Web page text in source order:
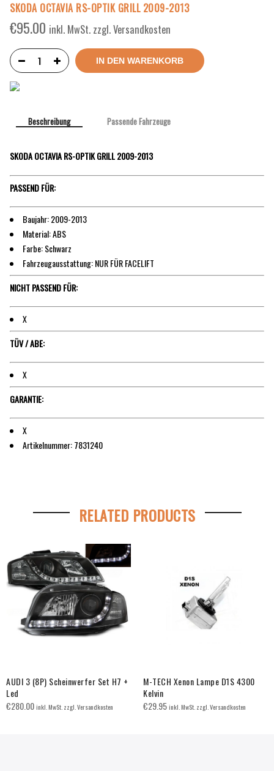
SKODA OCTAVIA RS-OPTIK GRILL 2009-2013
€95.00 inkl. MwSt. zzgl. Versandkosten
IN DEN WARENKORB
Beschreibung Passende Fahrzeuge
SKODA OCTAVIA RS-OPTIK GRILL 2009-2013
PASSEND FÜR:
Baujahr: 2009-2013
Material: ABS
Farbe: Schwarz
Fahrzeugausstattung: NUR FÜR FACELIFT
NICHT PASSEND FÜR:
X
TÜV / ABE:
X
GARANTIE:
X
Artikelnummer: 7831240
RELATED PRODUCTS
AUDI 3 (8P) Scheinwerfer Set H7 +
Led
€280.00inkl. MwSt. zzgl. Versandkosten
M-TECH Xenon Lampe D1S 4300
Kelvin
€29.95inkl. MwSt. zzgl. Versandkosten